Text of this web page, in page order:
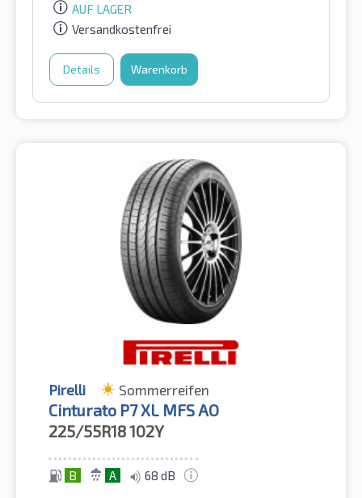
AUF LAGER
Versandkostenfrei
Details Warenkorb
Pirelli Sommerreifen
Cinturato P7 XL MFS AO
225/55R18102Y
B A 68 dB